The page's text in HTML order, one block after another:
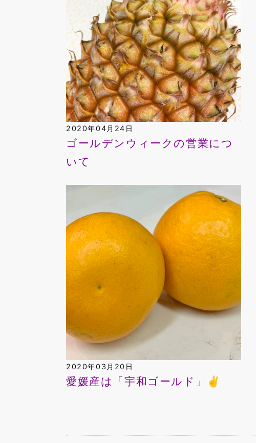
2020年04月24日
ゴールデンウィークの営業につ
いて
2020年03月20日
愛媛産は「宇和ゴールド」✌️